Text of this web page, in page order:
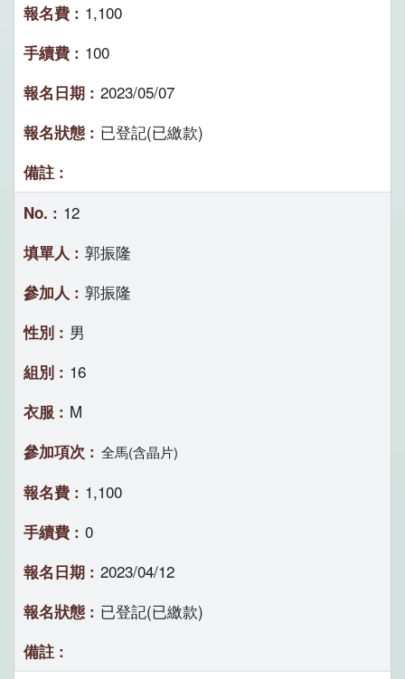
1,100
100
2023/05/07
已登記(已繳款)
12
郭振隆
郭振隆
男
16
M
全馬(含晶片)
1,100
0
2023/04/12
已登記(已繳款)